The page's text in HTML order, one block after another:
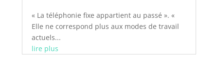
« La téléphonie fixe appartient au passé ». «
Elle ne correspond plus aux modes de travail
actuels...
lire plus